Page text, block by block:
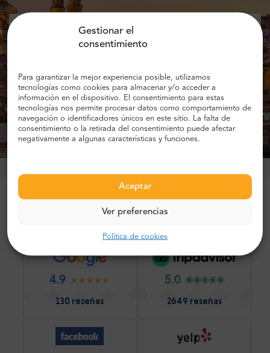
Gestionar el
consentimiento
Para garantizar la mejor experiencia posible, utilizamos
tecnologías como cookies para almacenar y/o acceder a
información en el dispositivo. El consentimiento para estas
tecnologías nos permite procesar datos como comportamiento de
navegación o identificadores únicos en este sitio. La falta de
consentimiento o la retirada del consentimiento puede afectar
negativamente a algunas características y funciones.
Aceptar
Ver preferencias
Política de cookies
Añade tu e-mail y obtén información
Obtener descuento
Más de 1 millón de clientes confían en
nosotros
4.9
130 reseñas
5.0
2649 reseñas